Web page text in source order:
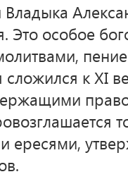
Это особое
к XI
ересями,